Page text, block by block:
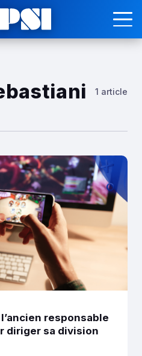
1 article
responsable
diriger sa division